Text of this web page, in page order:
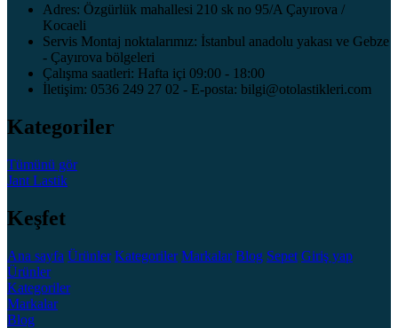
Adres: Özgürlük mahallesi 210 sk no 95/A Çayırova /
Kocaeli
Servis Montaj noktalarımız: İstanbul anadolu yakası ve Gebze
- Çayırova bölgeleri
Çalışma saatleri: Hafta içi 09:00 - 18:00
İletişim: 0536 249 27 02 - E-posta: bilgi@otolastikleri.com
Kategoriler
Tümünü gör
Jant Lastik
Keşfet
Ana sayfa Ürünler Kategoriler Markalar Blog Sepet Giriş yap
Ürünler
Kategoriler
Markalar
Blog